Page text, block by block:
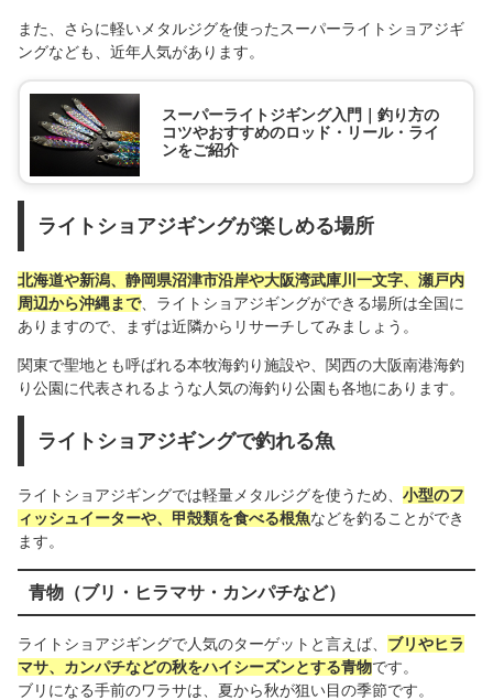
また、さらに軽いメタルジグを使ったスーパーライトショアジギ
ングなども、近年人気があります。
スーパーライトジギング入門｜釣り方の
コツやおすすめのロッド・リール・ライ
ンをご紹介
ライトショアジギングが楽しめる場所
北海道や新潟、静岡県沼津市沿岸や大阪湾武庫川一文字、瀬戸内
周辺から沖縄まで、ライトショアジギングができる場所は全国に
ありますので、まずは近隣からリサーチしてみましょう。
関東で聖地とも呼ばれる本牧海釣り施設や、関西の大阪南港海釣
り公園に代表されるような人気の海釣り公園も各地にあります。
ライトショアジギングで釣れる魚
ライトショアジギングでは軽量メタルジグを使うため、 小型のフ
ィッシュイーターや、甲殻類を食べる根魚などを釣ることができ
ます。
青物（ブリ・ヒラマサ・カンパチなど）
ライトショアジギングで人気のターゲットと言えば、 ブリやヒラ
マサ、カンパチなどの秋をハイシーズンとする青物です。
ブリになる手前のワラサは、夏から秋が狙い目の季節です。